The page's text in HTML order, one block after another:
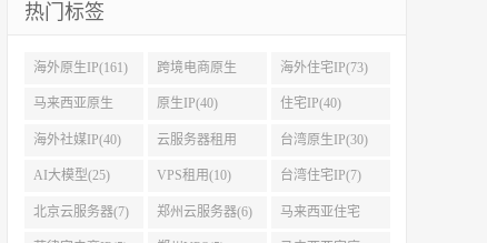
热门标签
海外原生IP(161) 跨境电商原生
IP(108)
海外住宅IP(73)
马来西亚原生
IP(45)
原生IP(40) 住宅IP(40)
海外社媒IP(40) 云服务器租用
(32)
台湾原生IP(30)
AI大模型(25) VPS租用(10) 台湾住宅IP(7)
北京云服务器(7) 郑州云服务器(6) 马来西亚住宅